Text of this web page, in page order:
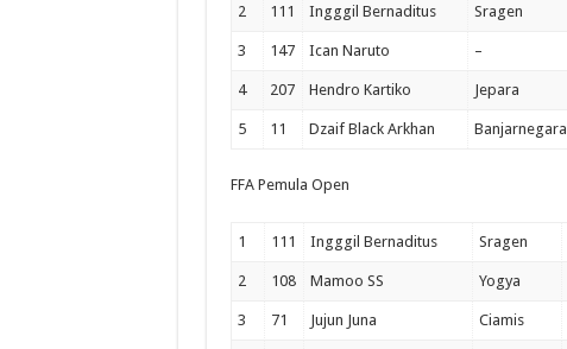
2 111 Ingggil Bernaditus Sragen
3 147 Ican Naruto –
4 207 Hendro Kartiko Jepara
5 11 Dzaif Black Arkhan Banjarnegara
FFA Pemula Open
1 111 Ingggil Bernaditus Sragen
2 108 Mamoo SS Yogya
3 71 Jujun Juna Ciamis